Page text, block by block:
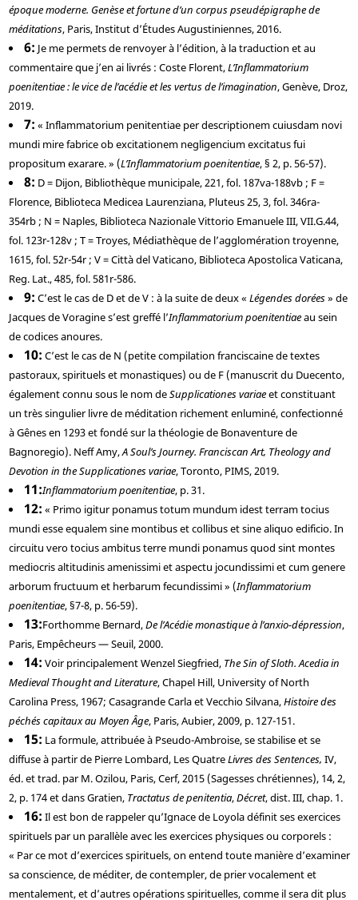
époque moderne. Genèse et fortune d’un corpus pseudépigraphe de
méditations, Paris, Institut d’Études Augustiniennes, 2016.
6 Je me permets de renvoyer à l’édition, à la traduction et au
commentaire que j’en ai livrés : CosteFlorent,L’Inflammatorium
poenitentiae : le vice de l’acédie et les vertus de l’imagination, Genève, Droz,
2019.
7 « Inflammatorium penitentiae per descriptionem cuiusdam novi
mundi mire fabrice ob excitationem negligencium excitatus fui
propositum exarare. » (L’Inflammatorium poenitentiae, § 2, p. 56-57).
8 D = Dijon, Bibliothèque municipale, 221, fol. 187va-188vb ; F =
Florence, Biblioteca Medicea Laurenziana, Pluteus 25, 3, fol. 346ra-
354rb ; N = Naples, Biblioteca Nazionale Vittorio Emanuele III, VII.G.44,
fol. 123r-128v ; T = Troyes, Médiathèque de l’agglomération troyenne,
1615, fol. 52r-54r ; V = Città del Vaticano, Biblioteca Apostolica Vaticana,
Reg. Lat., 485, fol. 581r-586.
9 C’est le cas de D et de V : à la suite de deux « Légendes dorées» de
Jacques de Voragine s’est greffé l’Inflammatorium poenitentiaeau sein
de codices anoures.
10 C’est le cas de N (petite compilation franciscaine de textes
pastoraux, spirituels et monastiques) ou de F (manuscrit du Duecento,
également connu sous le nom deSupplicationes variaeet constituant
un très singulier livre de méditation richement enluminé, confectionné
à Gênes en 1293 et fondé sur la théologie de Bonaventure de
Bagnoregio). NeffAmy,A Soul’s Journey. Franciscan Art, Theology and
Devotion in the Supplicationes variae, Toronto, PIMS, 2019.
11 Inflammatorium poenitentiae, p. 31.
12 « Primo igitur ponamus totum mundum idest terram tocius
mundi esse equalem sine montibus et collibus et sine aliquo edificio. In
circuitu vero tocius ambitus terre mundi ponamus quod sint montes
mediocris altitudinis amenissimi et aspectu jocundissimi et cum genere
arborum fructuum et herbarum fecundissimi » (Inflammatorium
poenitentiae, §7-8, p. 56-59).
13 ForthommeBernard,De l’Acédie monastique à l’anxio-dépression,
Paris, Empêcheurs — Seuil, 2000.
14 Voir principalementWenzelSiegfried, The Sin of Sloth. Acedia in
Medieval Thought and Literature, Chapel Hill, University of North
Carolina Press, 1967; CasagrandeCarla etVecchioSilvana,Histoire des
péchés capitaux au Moyen Âge, Paris, Aubier, 2009, p. 127-151.
15 La formule, attribuée à Pseudo-Ambroise, se stabilise et se
diffuse à partir de Pierre Lombard, Les QuatreLivres des Sentences, IV,
éd. et trad. par M. Ozilou, Paris, Cerf, 2015 (Sagesses chrétiennes), 14, 2,
2, p. 174 et dansGratien, Tractatus de penitentia,Décret, dist. III, chap. 1.
16 Il est bon de rappeler qu’Ignace de Loyola définit ses exercices
spirituels par un parallèle avec les exercices physiques ou corporels :
« Par ce mot d’exercices spirituels, on entend toute manière d’examiner
sa conscience, de méditer, de contempler, de prier vocalement et
mentalement, et d’autres opérations spirituelles, comme il sera dit plus